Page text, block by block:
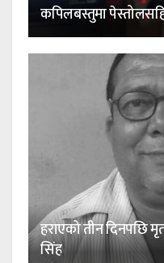
कपिलबस्तुमा
हराएको तीन दिनपछि
सिंह